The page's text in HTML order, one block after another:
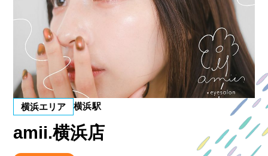
横浜エリア 横浜駅
amii.横浜店